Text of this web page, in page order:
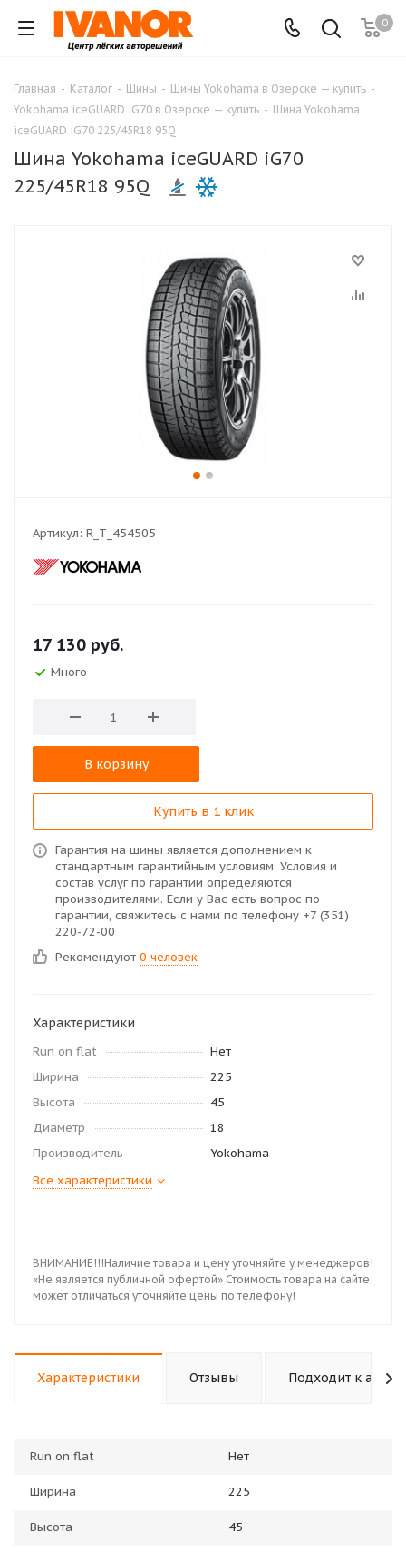
0
Главная - Каталог - Шины - Шины Yokohama в Озерске — купить -
Yokohama iceGUARD iG70 в Озерске — купить - Шина Yokohama
iceGUARD iG70 225/45R18 95Q
Шина Yokohama iceGUARD iG70
225/45R18 95Q
Артикул: R_T_454505
17 130 руб.
Много
В корзину
Купить в 1 клик
Гарантия на шины является дополнением к
стандартным гарантийным условиям. Условия и
состав услуг по гарантии определяются
производителями. Если у Вас есть вопрос по
гарантии, свяжитесь с нами по телефону +7 (351)
220-72-00
Рекомендуют 0 человек
Характеристики
Run on flat
Нет
Ширина
225
Высота
45
Диаметр
18
Производитель
Yokohama
Все характеристики
ВНИМАНИЕ!!!Наличие товара и цену уточняйте у менеджеров!
«Не является публичной офертой» Стоимость товара на сайте
может отличаться уточняйте цены по телефону!
Характеристики Отзывы Подходит к авто
Run on flat Нет
Ширина 225
Высота 45